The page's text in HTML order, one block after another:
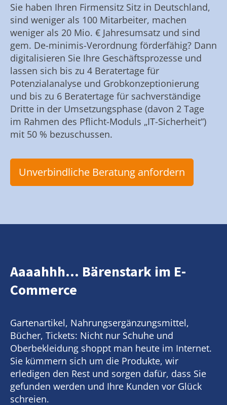
Sie haben Ihren Firmensitz Sitz in Deutschland,
sind weniger als 100 Mitarbeiter, machen
weniger als 20 Mio. € Jahresumsatz und sind
gem. De-minimis-Verordnung förderfähig? Dann
digitalisieren Sie Ihre Geschäftsprozesse und
lassen sich bis zu 4 Beratertage für
Potenzialanalyse und Grobkonzeptionierung
und bis zu 6 Beratertage für sachverständige
Dritte in der Umsetzungsphase (davon 2 Tage
im Rahmen des Pflicht-Moduls „IT-Sicherheit“)
mit 50 % bezuschussen.
Unverbindliche Beratung anfordern
Aaaahhh... Bärenstark im E-
Commerce
Gartenartikel, Nahrungsergänzungsmittel,
Bücher, Tickets: Nicht nur Schuhe und
Oberbekleidung shoppt man heute im Internet.
Sie kümmern sich um die Produkte, wir
erledigen den Rest und sorgen dafür, dass Sie
gefunden werden und Ihre Kunden vor Glück
schreien.